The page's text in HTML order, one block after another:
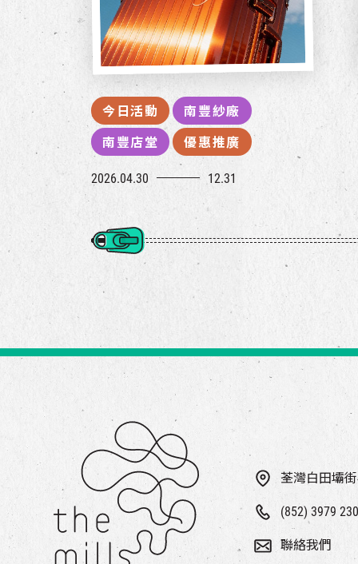
今日活動 南豐紗廠
南豐店堂 優惠推廣
2026.04.30 12.31
荃灣白田壩
(852) 3979
聯絡我們